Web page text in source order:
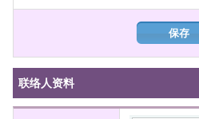
保存
联络人资料